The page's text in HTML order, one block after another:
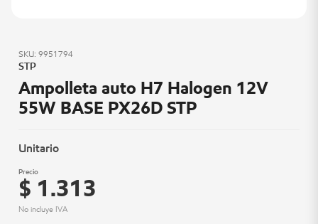
SKU: 9951794
STP
Ampolleta auto H7 Halogen 12V
55W BASE PX26D STP
Unitario
Precio
$ 1.313
No incluye IVA